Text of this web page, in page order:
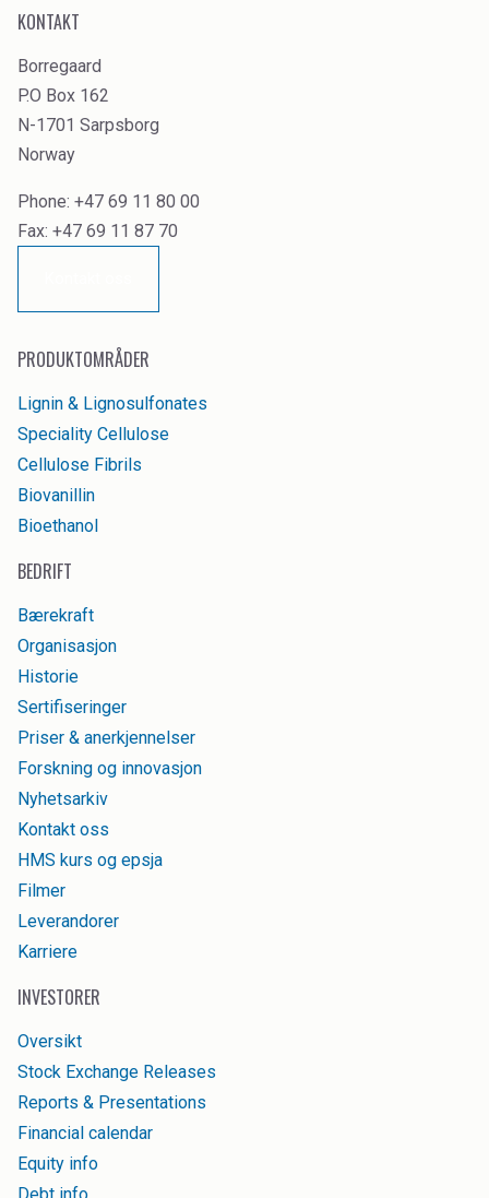
KONTAKT
Borregaard
P.O Box 162
N-1701 Sarpsborg
Norway
Phone: +47 69 11 80 00
Fax: +47 69 11 87 70
PRODUKTOMRÅDER
Lignin & Lignosulfonates
Speciality Cellulose
Cellulose Fibrils
Biovanillin
Bioethanol
BEDRIFT
Bærekraft
Organisasjon
Historie
Sertifiseringer
Priser & anerkjennelser
Forskning og innovasjon
Nyhetsarkiv
Kontakt oss
HMS kurs og epsja
Filmer
Leverandorer
Karriere
INVESTORER
Oversikt
Stock Exchange Releases
Reports & Presentations
Financial calendar
Equity info